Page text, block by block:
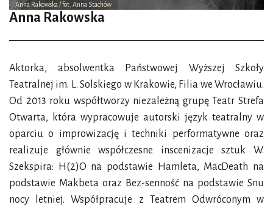
Anna Rakowska / fot. Anna Stachów
Anna Rakowska
Aktorka, absolwentka Państwowej Wyższej Szkoły
Teatralnej im. L. Solskiego w Krakowie, Filia we Wrocławiu.
Od 2013 roku współtworzy niezależną grupę Teatr Strefa
Otwarta, która wypracowuje autorski język teatralny w
oparciu o improwizację i techniki performatywne oraz
realizuje głównie współczesne inscenizacje sztuk W.
Szekspira: H(2)O na podstawie Hamleta, MacDeath na
podstawie Makbeta oraz Bez-senność na podstawie Snu
nocy letniej. Współpracuje z Teatrem Odwróconym w